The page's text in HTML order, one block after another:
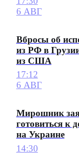
6 АВГ
Вбросы об
из РФ в
из США
17:12
6 АВГ
Мирошник
готовиться к
на Украине
14:30